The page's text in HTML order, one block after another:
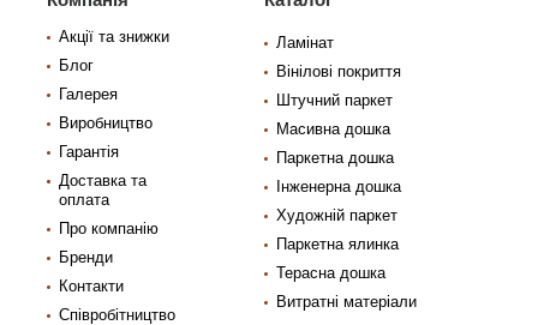
Акції та знижки
Блог
Галерея
Виробництво
Гарантія
Доставка та
оплата
Про компанію
Бренди
Контакти
Співробітництво
Ламінат
Вінілові покриття
Штучний паркет
Масивна дошка
Паркетна дошка
Інженерна дошка
Художній паркет
Паркетна ялинка
Терасна дошка
Витратні матеріали